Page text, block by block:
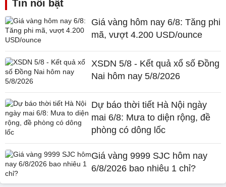
Tin nổi bật
Giá vàng hôm nay 6/8: Tăng phi
mã, vượt 4.200 USD/ounce
XSDN 5/8 - Kết quả xổ số Đồng
Nai hôm nay 5/8/2026
Dự báo thời tiết Hà Nội ngày
mai 6/8: Mưa to diện rộng, đề
phòng có dông lốc
Giá vàng 9999 SJC hôm nay
6/8/2026 bao nhiêu 1 chỉ?